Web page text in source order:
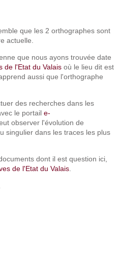
que les 2 orthographes sont
actuelle.
que nous ayons trouvée date
de l'Etat du Valais où le lieu dit est
aussi que l'orthographe
des recherches dans les
le portail e-
observer l'évolution de
singulier dans les traces les plus
dont il est question ici,
de l'Etat du Valais